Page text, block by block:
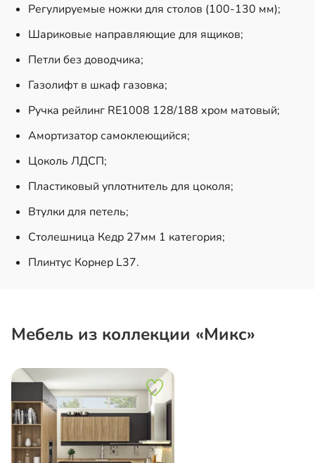
Регулируемые ножки для столов (100-130 мм);
Шариковые направляющие для ящиков;
Петли без доводчика;
Газолифт в шкаф газовка;
Ручка рейлинг RE1008 128/188 хром матовый;
Амортизатор самоклеющийся;
Цоколь ЛДСП;
Пластиковый уплотнитель для цоколя;
Втулки для петель;
Столешница Кедр 27мм 1 категория;
Плинтус Корнер L37.
Мебель из коллекции «Микс»